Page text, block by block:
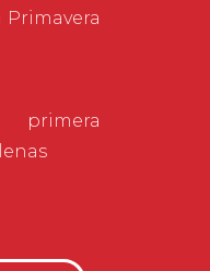
primera